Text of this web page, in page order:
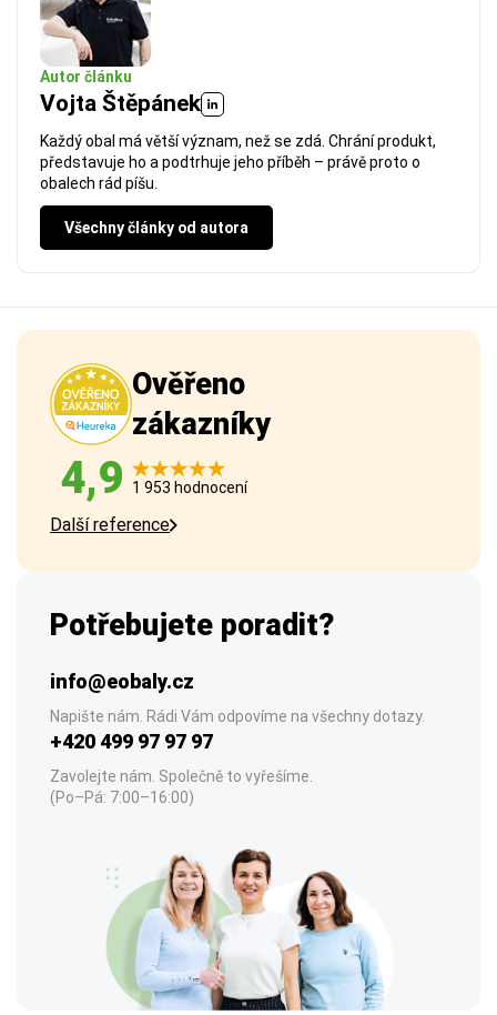
Autor článku
Vojta Štěpánek
Každý obal má větší význam, než se zdá. Chrání produkt,
představuje ho a podtrhuje jeho příběh – právě proto o
obalech rád píšu.
Všechny články od autora
Ověřeno
zákazníky
4,9 1 953 hodnocení
Další reference
Potřebujete poradit?
info@eobaly.cz
Napište nám. Rádi Vám odpovíme na všechny dotazy.
+420 499 97 97 97
Zavolejte nám. Společně to vyřešíme.
(Po–Pá: 7:00–16:00)